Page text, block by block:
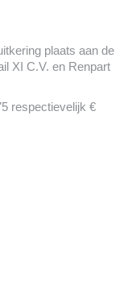
plaats aan de
XI C.V. en Renpart
respectievelijk €